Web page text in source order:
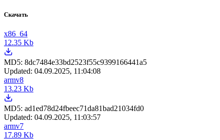
Скачать
x86_64
12.35 Kb
MD5: 8dc7484e33bd2523f55c9399166441a5
Updated: 04.09.2025, 11:04:08
armv8
13.23 Kb
MD5: ad1ed78d24fbeec71da81bad21034fd0
Updated: 04.09.2025, 11:03:57
armv7
17.89 Kb